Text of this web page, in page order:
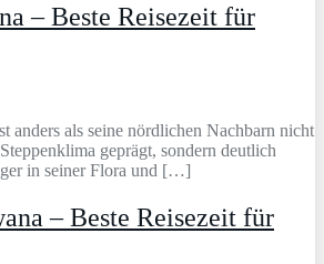
– Beste Reisezeit für
anders als seine nördlichen Nachbarn nicht
geprägt, sondern deutlich
in seiner Flora und […]
– Beste Reisezeit für